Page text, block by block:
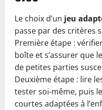
Le choix d’un jeu
passe par des critères
Première étape :
boîte et s’assurer que
de petites parties
Deuxième étape : lire
tester soi-même, puis
courtes adaptées à